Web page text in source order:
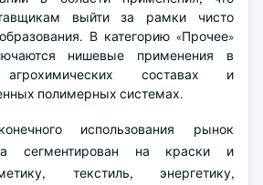
выйти за рамки чисто
В категорию «Прочее»
нишевые применения в
агрохимических составах и
полимерных системах.
использования рынок
сегментирован на краски и
текстиль, энергетику,